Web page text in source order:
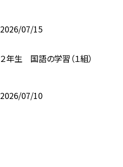
2026/07/15
２年生 国語の学習（１組）
2026/07/10